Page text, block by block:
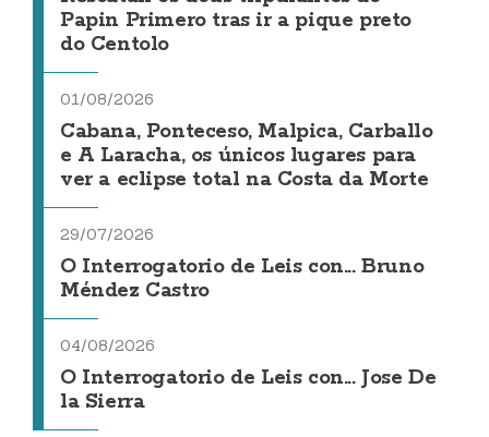
Papin Primero tras ir a pique preto
do Centolo
01/08/2026
Cabana, Ponteceso, Malpica, Carballo
e A Laracha, os únicos lugares para
ver a eclipse total na Costa da Morte
29/07/2026
O Interrogatorio de Leis con... Bruno
Méndez Castro
04/08/2026
O Interrogatorio de Leis con... Jose De
la Sierra